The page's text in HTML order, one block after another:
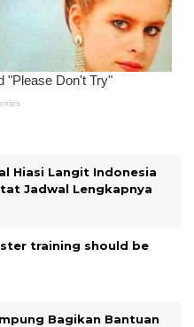
Hiasi Langit Indonesia
Jadwal Lengkapnya
training should be
Bagikan Bantuan